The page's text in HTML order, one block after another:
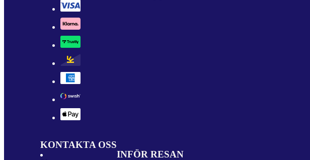
KONTAKTA OSS
INFÖR RESAN